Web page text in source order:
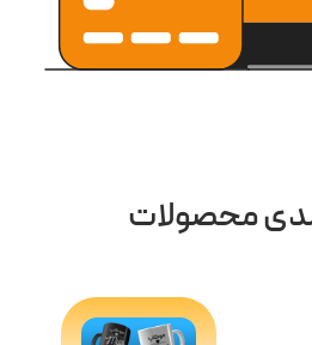
محصولات